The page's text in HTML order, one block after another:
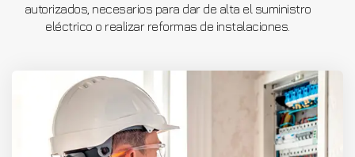
autorizados, necesarios para dar de alta el suministro
eléctrico o realizar reformas de instalaciones.